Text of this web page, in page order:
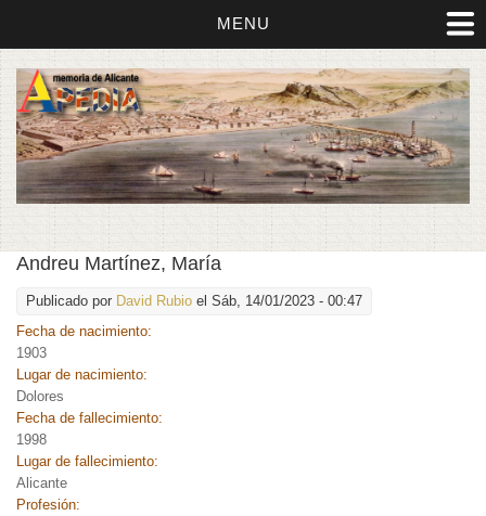
MENU
Andreu Martínez, María
Publicado por David Rubio el Sáb, 14/01/2023 - 00:47
Fecha de nacimiento:
1903
Lugar de nacimiento:
Dolores
Fecha de fallecimiento:
1998
Lugar de fallecimiento:
Alicante
Profesión: